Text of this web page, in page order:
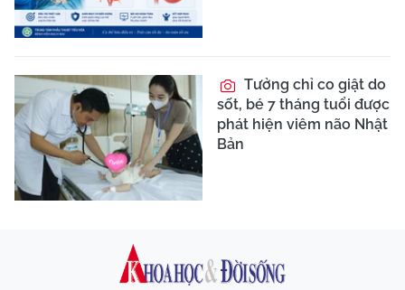
Tưởng chỉ co giật do
sốt, bé 7 tháng tuổi được
phát hiện viêm não Nhật
Bản